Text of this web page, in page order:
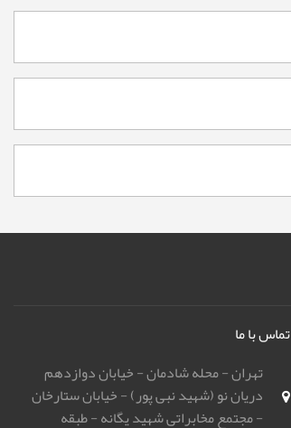
تماس با ما
تهران - محله شادمان - خیابان دوازدهم
دریان نو (شهید نبی پور) - خیابان ستارخان
- مجتمع مخابراتی شهید یگانه - طبقه